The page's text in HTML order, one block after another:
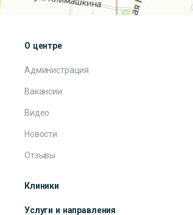
О центре
Администрация
Вакансии
Видео
Новости
Отзывы
Клиники
Услуги и направления